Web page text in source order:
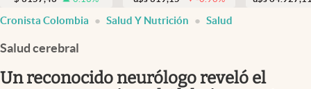
Cronista Colombia Salud Y Nutrición Salud
Salud cerebral
Un reconocido neurólogo reveló el